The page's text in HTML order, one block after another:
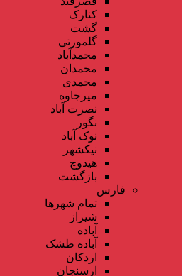
کنارک
گشت
گلمورتی
محمدآباد
محمدان
محمدی
میرجاوه
نصرت آباد
نگور
نوک آباد
نیکشهر
هیدوچ
بازگشت
فارس
تمام شهر‌ها
شیراز
آباده
آباده طشک
اردکان
ارسنجان